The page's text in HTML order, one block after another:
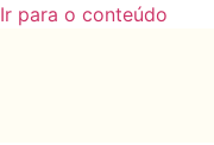
Ir para o conteúdo